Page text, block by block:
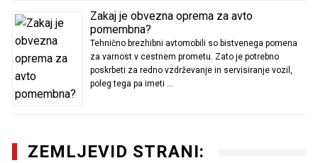
Zakaj je obvezna oprema za avto
pomembna?
Tehnično brezhibni avtomobili so bistvenega pomena
za varnost v cestnem prometu. Zato je potrebno
poskrbeti za redno vzdrževanje in servisiranje vozil,
poleg tega pa imeti …
ZEMLJEVID STRANI: